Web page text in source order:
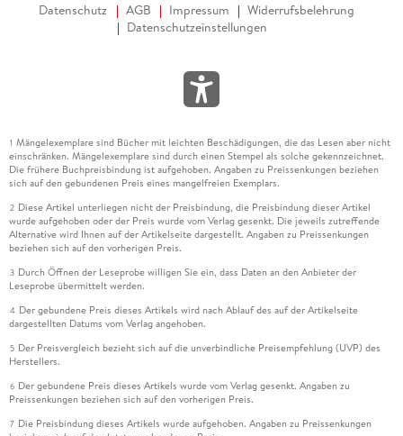
Datenschutz AGB Impressum
Widerrufsbelehrung
Datenschutzeinstellungen
1 Mängelexemplare sind Bücher mit leichten Beschädigungen, die das Lesen aber nicht
einschränken. Mängelexemplare sind durch einen Stempel als solche gekennzeichnet.
Die frühere Buchpreisbindung ist aufgehoben. Angaben zu Preissenkungen beziehen
sich auf den gebundenen Preis eines mangelfreien Exemplars.
2 Diese Artikel unterliegen nicht der Preisbindung, die Preisbindung dieser Artikel
wurde aufgehoben oder der Preis wurde vom Verlag gesenkt. Die jeweils zutreffende
Alternative wird Ihnen auf der Artikelseite dargestellt. Angaben zu Preissenkungen
beziehen sich auf den vorherigen Preis.
3 Durch Öffnen der Leseprobe willigen Sie ein, dass Daten an den Anbieter der
Leseprobe übermittelt werden.
4 Der gebundene Preis dieses Artikels wird nach Ablauf des auf der Artikelseite
dargestellten Datums vom Verlag angehoben.
5 Der Preisvergleich bezieht sich auf die unverbindliche Preisempfehlung (UVP) des
Herstellers.
6 Der gebundene Preis dieses Artikels wurde vom Verlag gesenkt. Angaben zu
Preissenkungen beziehen sich auf den vorherigen Preis.
7 Die Preisbindung dieses Artikels wurde aufgehoben. Angaben zu Preissenkungen